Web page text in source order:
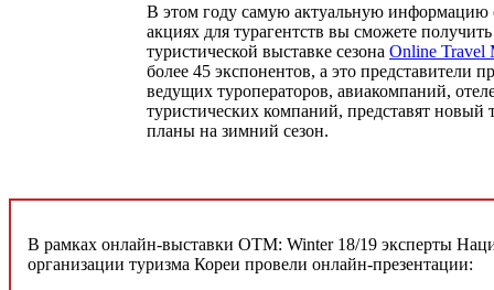
В этом году самую актуальную информацию
акциях для турагентств вы сможете
туристической выставке сезона Online Travel
более 45 экспонентов, а это
ведущих туроператоров, авиакомпаний,
туристических компаний, представят новый
планы на зимний сезон.
В рамках онлайн-выставки OTM: Winter 18/19 эксперты
организации туризма Кореи провели онлайн-презентации: